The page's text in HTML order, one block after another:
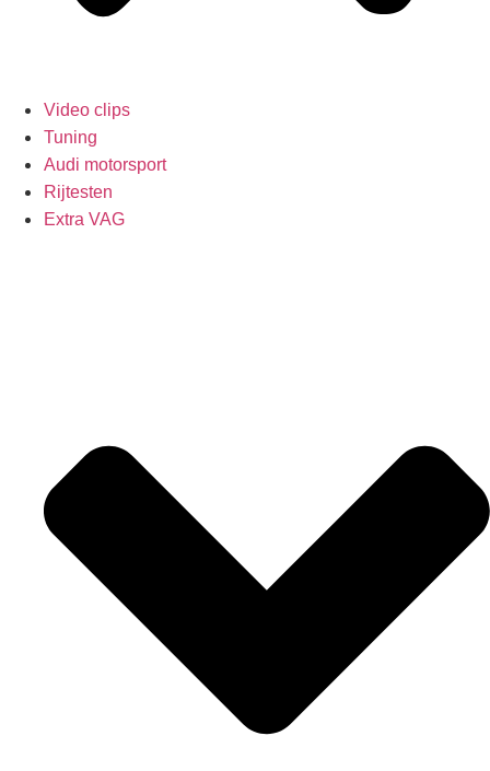
Video clips
Tuning
Audi motorsport
Rijtesten
Extra VAG